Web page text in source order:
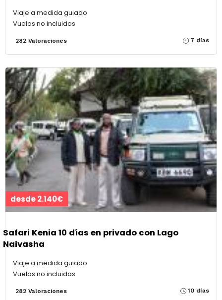
Viaje a medida guiado
Vuelos no incluidos
282 Valoraciones 7 días
desde 2.140€
Safari Kenia 10 días en privado con Lago
Naivasha
Viaje a medida guiado
Vuelos no incluidos
282 Valoraciones 10 días